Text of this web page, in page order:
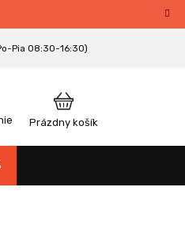
NÁKUPNÝ
Prázdny košík